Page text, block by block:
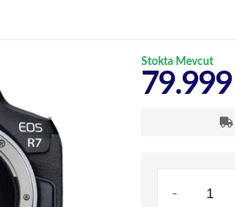
Stokta Mevcut
79.999
-